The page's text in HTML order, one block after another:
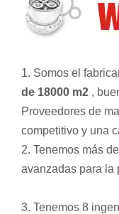
1. Somos el
de 18000 m2 ,
Proveedores de
competitivo y una
2. Tenemos más de
avanzadas para la
3. Tenemos 8